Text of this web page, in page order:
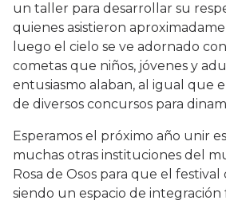
un taller para desarrollar su
quienes asistieron
luego el cielo se ve adornado
cometas que niños, jóvenes y
entusiasmo alaban, al igual que
de diversos concursos para
Esperamos el próximo año unir
muchas otras instituciones del
Rosa de Osos para que el festival
siendo un espacio de integración